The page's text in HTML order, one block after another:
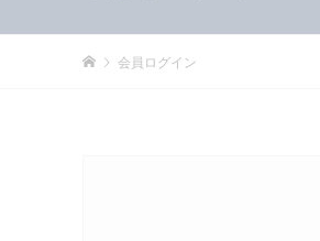
会員ログイン